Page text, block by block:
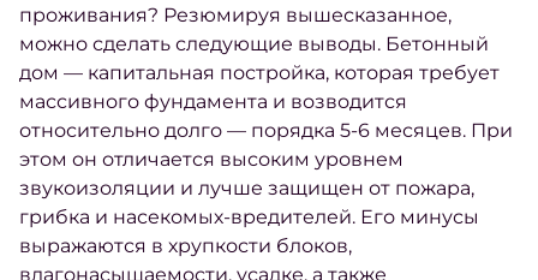
проживания? Резюмируя вышесказанное,
можно сделать следующие выводы. Бетонный
дом — капитальная постройка, которая требует
массивного фундамента и возводится
относительно долго — порядка 5-6 месяцев. При
этом он отличается высоким уровнем
звукоизоляции и лучше защищен от пожара,
грибка и насекомых-вредителей. Его минусы
выражаются в хрупкости блоков,
влагонасыщаемости, усадке, а также